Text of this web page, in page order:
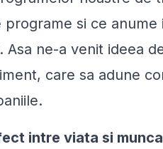
si ce anume
Asa ne-a venit ideea
care sa adune
intre viata si